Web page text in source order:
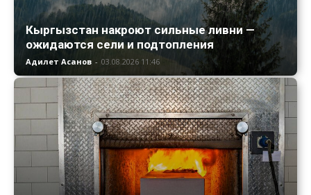
Кыргызстан накроют сильные ливни —
ожидаются сели и подтопления
Адилет Асанов - 03.08.2026 11:46